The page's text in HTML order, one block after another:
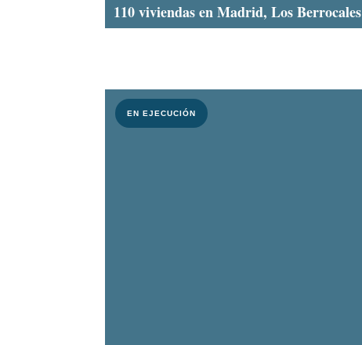
110 viviendas en Madrid, Los Berrocales
EN EJECUCIÓN